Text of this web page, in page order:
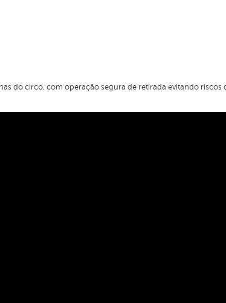
do circo, com operação segura de retirada evitando riscos